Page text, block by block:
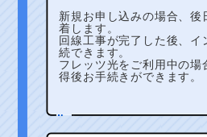
新規お申し込みの場合、後
着します。
回線工事が完了した後、イ
続できます。
フレッツ光をご利用中の場
得後お手続きができます。